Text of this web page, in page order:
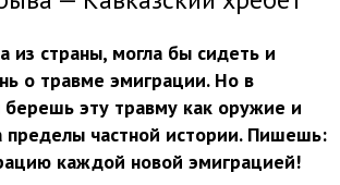
из страны, могла бы сидеть и
о травме эмиграции. Но в
эту травму как оружие и
пределы частной истории. Пишешь:
каждой новой эмиграцией!